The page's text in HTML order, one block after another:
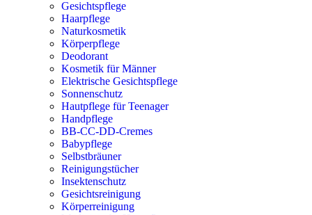
Gesichtspflege
Haarpflege
Naturkosmetik
Körperpflege
Deodorant
Kosmetik für Männer
Elektrische Gesichtspflege
Sonnenschutz
Hautpflege für Teenager
Handpflege
BB-CC-DD-Cremes
Babypflege
Selbstbräuner
Reinigungstücher
Insektenschutz
Gesichtsreinigung
Körperreinigung